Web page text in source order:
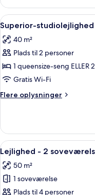
(5
people
-
Ferchergasse
21/18)
Indlæs
alle
billeder
af
Superior-
studiolejlighed
(2
people)
8
Superior-
40 m²
Plads til 2 personer
1 queensize-seng ELLER
Gratis Wi-Fi
Flere oplysninger
Flere
studiolejlighed
(2
people)
Indlæs
alle
billeder
af
9
Lejlighed - 2
50 m²
1 soveværelse
Plads til 4 personer